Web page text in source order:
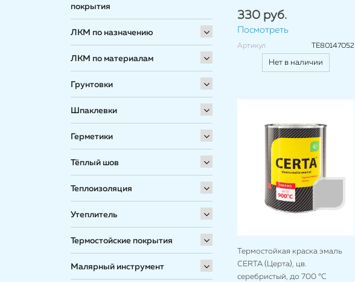
покрытия
ЛКМ по назначению
ЛКМ по материалам
Грунтовки
Шпаклевки
Герметики
Тёплый шов
Теплоизоляция
Утеплитель
Термостойские покрытия
Малярный инструмент
330 руб.
Посмотреть
Артикул TE80147052
Нет в наличии
Термостойкая краска эмаль
CERTA (Церта), цв.
серебристый, до 700 °C